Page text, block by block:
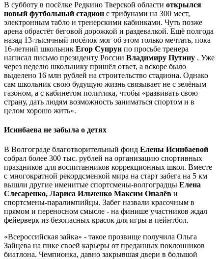
В субботу в посёлке Редкино Тверской области открылся
новый футбольный стадион с трибунами на 300 мест,
электронным табло и тренерскими кабинками. Чуть позже
арена обрастёт беговой дорожкой и раздевалкой. Ещё полгода
назад 13-тысячный посёлок мог об этом только мечтать, пока
16-летний школьник Егор Супрун по просьбе тренера
написал письмо президенту России Владимиру Путину . Уже
через неделю школьнику пришёл ответ, а вскоре было
выделено 16 млн рублей на строительство стадиона. Однако
сам школьник свою будущую жизнь связывает не с зелёным
газоном, а с кабинетом политика, чтобы «развивать свою
страну, дать людям возможность заниматься спортом и в
целом хорошо жить».
Исинбаева не забыла о детях
В Волгограде благотворительный фонд Елены Исинбаевой
собрал более 300 тыс. рублей на организацию спортивных
праздников для воспитанников коррекционных школ. Вместе
с многократной рекордсменкой мира на старт забега на 5 км
вышли другие именитые спортсмены-волгоградцы Елена
Слесаренко, Лариса Ильченко Максим Опалёв и
спортсмены-паралимпийцы. Забег назвали красочным в
прямом и переносном смысле - на финише участников ждал
фейерверк из безопасных красок для игры в пейнтбол.
«Всероссийская зайка» - такое прозвище получила Ольга
Зайцева на пике своей карьеры от преданных поклонников
биатлона. Чемпионка, давно закрывшая двери в большой